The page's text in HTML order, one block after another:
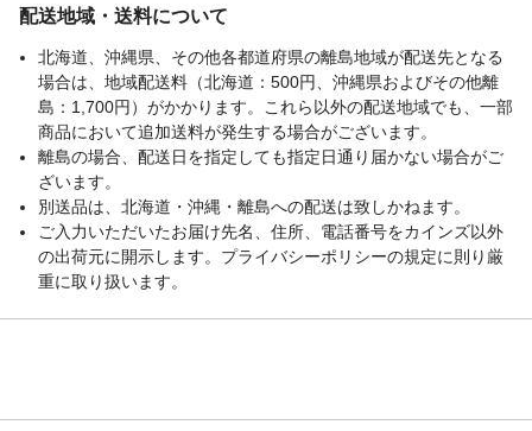
配送地域・送料について
北海道、沖縄県、その他各都道府県の離島地域が配送先となる
場合は、地域配送料（北海道：500円、沖縄県およびその他離
島：1,700円）がかかります。これら以外の配送地域でも、一部
商品において追加送料が発生する場合がございます。
離島の場合、配送日を指定しても指定日通り届かない場合がご
ざいます。
別送品は、北海道・沖縄・離島への配送は致しかねます。
ご入力いただいたお届け先名、住所、電話番号をカインズ以外
の出荷元に開示します。プライバシーポリシーの規定に則り厳
重に取り扱います。